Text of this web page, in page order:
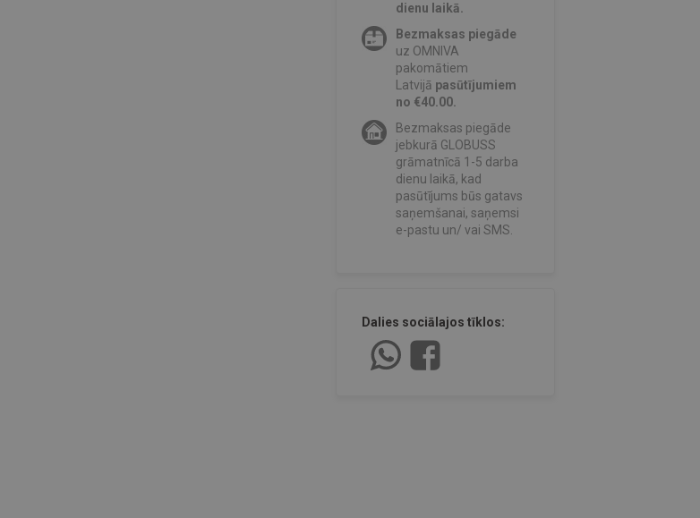
dienu laikā.
Bezmaksas piegāde
uz OMNIVA
pakomātiem
Latvijā pasūtījumiem
no €40.00.
Bezmaksas piegāde
jebkurā GLOBUSS
grāmatnīcā 1-5 darba
dienu laikā, kad
pasūtījums būs gatavs
saņemšanai, saņemsi
e-pastu un/ vai SMS.
Dalies sociālajos tīklos: